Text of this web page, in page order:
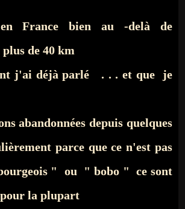
France bien au -delà de
de 40 km
j'ai déjà parlé . . . et que je
abandonnées depuis quelques
parce que ce n'est pas
" ou " bobo " ce sont
la plupart